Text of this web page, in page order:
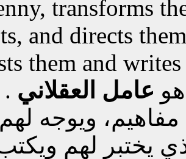
transforms
and directs
them and
عامل العقلاني
ويوجه